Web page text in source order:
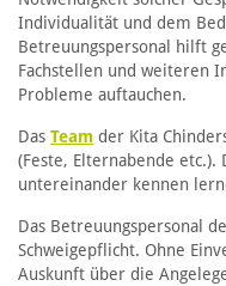
Individualität und dem
Betreuungspersonal hilft
Fachstellen und weiteren
Probleme auftauchen.
Das Team der Kita
(Feste, Elternabende etc.).
untereinander kennen
Das Betreuungspersonal
Schweigepflicht. Ohne
Auskunft über die